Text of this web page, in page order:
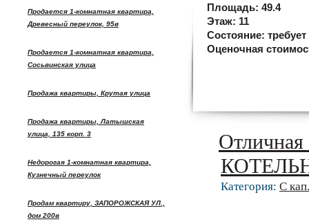
Продается 1-комнатная квартира,
Древесный переулок, 95в
Продается 1-комнатная квартира,
Сосьвинская улица
Продажа квартиры, Крутая улица
Продажа квартиры, Латышская
улица, 135 корп. 3
Недорогая 1-комнатная квартира,
Кузнечный переулок
Продам квартиру, ЗАПОРОЖСКАЯ УЛ.,
дом 200в
Площадь: 49.4
Этаж: 11
Состояние:
Оценочная
Отличная
Категория: С